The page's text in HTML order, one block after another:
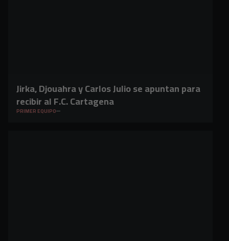
Jirka, Djouahra y Carlos Julio se apuntan para
recibir al F.C. Cartagena
PRIMER EQUIPO